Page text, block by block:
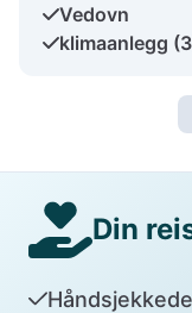
Vedovn
klimaanlegg
Din